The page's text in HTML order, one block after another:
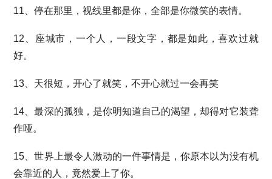
11、停在那里，视线里都是你，全部是你微笑的表情。
12、座城市，一个人，一段文字，都是如此，喜欢过就
好。
13、天很短，开心了就笑，不开心就过一会再笑
14、最深的孤独，是你明知道自己的渴望，却得对它装聋
作哑。
15、世界上最令人激动的一件事情是，你原本以为没有机
会靠近的人，竟然爱上了你。